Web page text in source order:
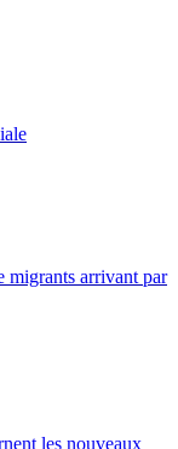
migrants arrivant par
les nouveaux